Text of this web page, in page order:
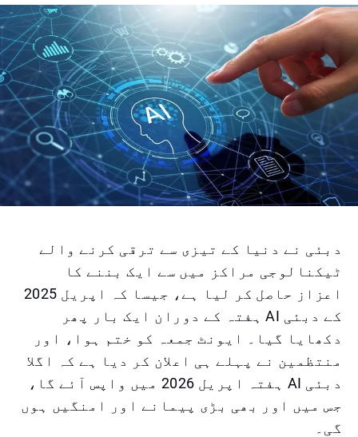
دبئی نے دنیا کے تیزی سے ترقی کرنے والے
ٹیکنالوجی مراکز میں سے ایک بننے کا
اعزاز حاصل کر لیا ہے، جیسا کہ اپریل 2025
کے دبئی AI ہفتہ کے دوران ایک بار پھر
دکھایا گیا۔ ایونٹ جمعہ کو ختم ہوا، اور
منتظمین نے پہلے ہی اعلان کر دیا ہے کہ اگلا
دبئی AI ہفتہ اپریل 2026 میں واپس آئے گا،
جس میں اور بھی بڑی پیمانے اور امنگیں ہوں
گی۔